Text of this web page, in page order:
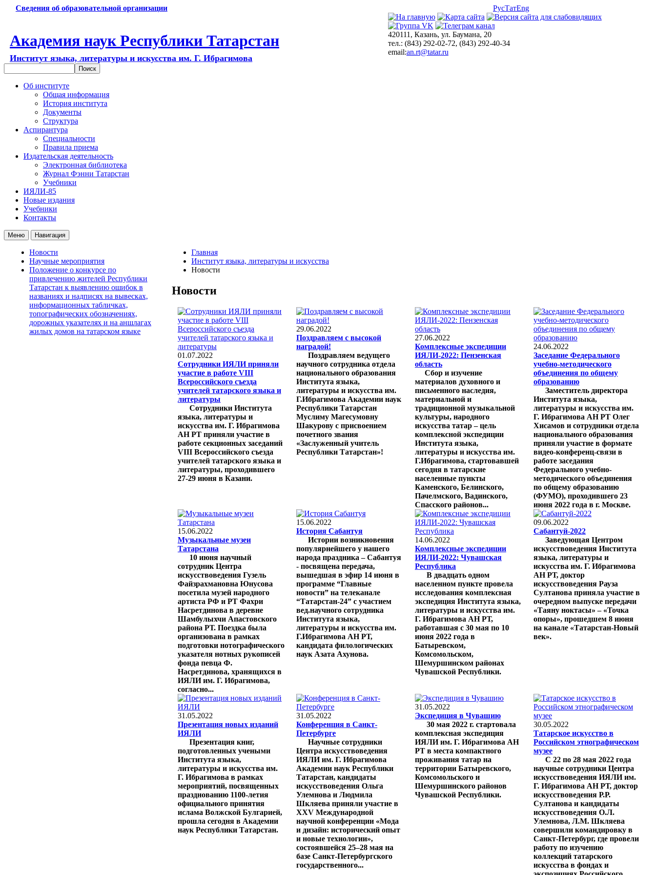
Сведения об образовательной организации РусТатEng
Академия наук Республики Татарстан
Институт языка, литературы и искусства им. Г. Ибрагимова
420111, Казань, ул. Баумана, 20
тел.: (843) 292-02-72, (843) 292-40-34
email:an.rt@tatar.ru
Об институте
Общая информация
История института
Документы
Структура
Аспирантура
Специальности
Правила приема
Издательская деятельность
Электронная библиотека
Журнал Фэнни Татарстан
Учебники
ИЯЛИ-85
Новые издания
Учебники
Контакты
Меню Навигация
Новости
Научные мероприятия
Положение о конкурсе по
привлечению жителей Республики
Татарстан к выявлению ошибок в
названиях и надписях на вывесках,
информационных табличках,
топографических обозначениях,
дорожных указателях и на аншлагах
жилых домов на татарском языке
Главная
Институт языка, литературы и искусства
Новости
Новости
01.07.2022
Сотрудники ИЯЛИ приняли
участие в работе VIII
Всероссийского съезда
учителей татарского языка и
литературы
Сотрудники Института
языка, литературы и
искусства им. Г. Ибрагимова
АН РТ приняли участие в
работе секционных заседаний
VIII Всероссийского съезда
учителей татарского языка и
литературы, проходившего
27-29 июня в Казани.
29.06.2022
Поздравляем с высокой
наградой!
Поздравляем ведущего
научного сотрудника отдела
национального образования
Института языка,
литературы и искусства им.
Г.Ибрагимова Академии наук
Республики Татарстан
Муслиму Магесумовну
Шакурову с присвоением
почетного звания
«Заслуженный учитель
Республики Татарстан»!
27.06.2022
Комплексные экспедиции
ИЯЛИ-2022: Пензенская
область
Сбор и изучение
материалов духовного и
письменного наследия,
материальной и
традиционной музыкальной
культуры, народного
искусства татар – цель
комплексной экспедиции
Института языка,
литературы и искусства им.
Г.Ибрагимова, стартовавшей
сегодня в татарские
населенные пункты
Каменского, Белинского,
Пачелмского, Вадинского,
Спасского районов...
24.06.2022
Заседание Федерального
учебно-методического
объединения по общему
образованию
Заместитель директора
Института языка,
литературы и искусства им.
Г. Ибрагимова АН РТ Олег
Хисамов и сотрудники отдела
национального образования
приняли участие в формате
видео-конференц-связи в
работе заседания
Федерального учебно-
методического объединения
по общему образованию
(ФУМО), проходившего 23
июня 2022 года в г. Москве.
15.06.2022
Музыкальные музеи
Татарстана
10 июня научный
сотрудник Центра
искусствоведения Гузель
Файзрахмановна Юнусова
посетила музей народного
артиста РФ и РТ Фахри
Насретдинова в деревне
Шамбулыхчи Апастовского
района РТ. Поездка была
организована в рамках
подготовки нотографического
указателя нотных рукописей
фонда певца Ф.
Насретдинова, хранящихся в
ИЯЛИ им. Г. Ибрагимова,
согласно...
15.06.2022
История Сабантуя
Истории возникновения
популярнейшего у нашего
народа праздника – Сабантуя
- посвящена передача,
вышедшая в эфир 14 июня в
программе “Главные
новости” на телеканале
“Татарстан-24” с участием
вед.научного сотрудника
Института языка,
литературы и искусства им.
Г.Ибрагимова АН РТ,
кандидата филологических
наук Азата Ахунова.
14.06.2022
Комплексные экспедиции
ИЯЛИ-2022: Чувашская
Республика
В двадцать одном
населенном пункте провела
исследования комплексная
экспедиция Института языка,
литературы и искусства им.
Г. Ибрагимова АН РТ,
работавшая с 30 мая по 10
июня 2022 года в
Батыревском,
Комсомольском,
Шемуршинском районах
Чувашской Республики.
09.06.2022
Сабантуй-2022
Заведующая Центром
искусствоведения Института
языка, литературы и
искусства им. Г. Ибрагимова
АН РТ, доктор
искусствоведения Рауза
Султанова приняла участие в
очередном выпуске передачи
«Таяну ноктасы» – «Точка
опоры», прошедшем 8 июня
на канале «Татарстан-Новый
век».
31.05.2022
Презентация новых изданий
ИЯЛИ
Презентация книг,
подготовленных учеными
Института языка,
литературы и искусства им.
Г. Ибрагимова в рамках
мероприятий, посвященных
празднованию 1100-летия
официального принятия
ислама Волжской Булгарией,
прошла сегодня в Академии
наук Республики Татарстан.
31.05.2022
Конференция в Санкт-
Петербурге
Научные сотрудники
Центра искусствоведения
ИЯЛИ им. Г. Ибрагимова
Академии наук Республики
Татарстан, кандидаты
искусствоведения Ольга
Улемнова и Людмила
Шкляева приняли участие в
XXV Международной
научной конференции «Мода
и дизайн: исторический опыт
и новые технологии»,
состоявшейся 25–28 мая на
базе Санкт-Петербургского
государственного...
31.05.2022
Экспедиция в Чувашию
30 мая 2022 г. стартовала
комплексная экспедиция
ИЯЛИ им. Г. Ибрагимова АН
РТ в места компактного
проживания татар на
территории Батыревского,
Комсомольского и
Шемуршинского районов
Чувашской Республики.
30.05.2022
Татарское искусство в
Российском этнографическом
музее
С 22 по 28 мая 2022 года
научные сотрудники Центра
искусствоведения ИЯЛИ им.
Г. Ибрагимова АН РТ, доктор
искусствоведения Р.Р.
Султанова и кандидаты
искусствоведения О.Л.
Улемнова, Л.М. Шкляева
совершили командировку в
Санкт-Петербург, где провели
работу по изучению
коллекций татарского
искусства в фондах и